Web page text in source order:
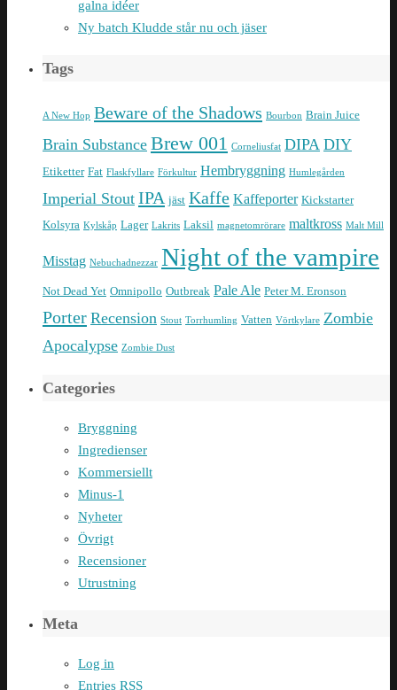
galna idéer
Ny batch Kludde står nu och jäser
Tags
A New Hop Beware of the Shadows Bourbon Brain Juice
Brain Substance Brew 001 Corneliusfat DIPA DIY
Etiketter Fat Flaskfyllare Förkultur Hembryggning Humlegården
Imperial Stout IPA jäst Kaffe Kaffeporter Kickstarter
Kolsyra Kylskåp Lager Lakrits Laksil magnetomrörare maltkross Malt Mill
Misstag Nebuchadnezzar Night of the vampire
Not Dead Yet Omnipollo Outbreak Pale Ale Peter M. Eronson
Porter Recension Stout Torrhumling Vatten Vörtkylare Zombie
Apocalypse Zombie Dust
Categories
Bryggning
Ingredienser
Kommersiellt
Minus-1
Nyheter
Övrigt
Recensioner
Utrustning
Meta
Log in
Entries RSS